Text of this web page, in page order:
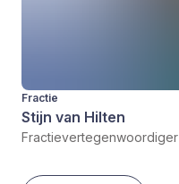
Fractie
Stijn van Hilten
Fractievertegenwoordiger